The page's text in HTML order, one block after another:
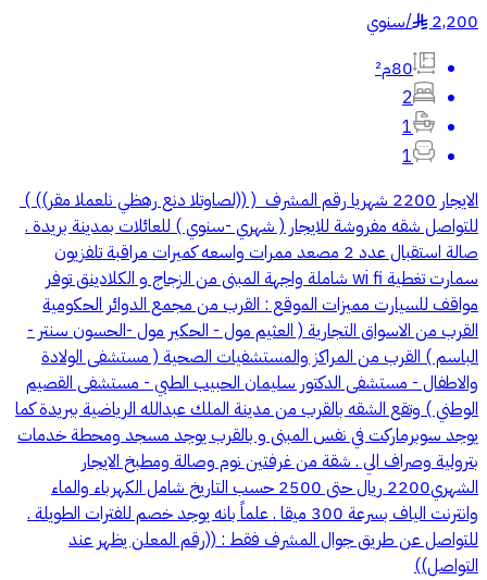
2,200
§
/سنوي
80م²
2
1
1
للتواصل شقه مفروشة للايجار ( شهري -سنوي ) للعائلات بمدينة بريدة .
‎صالة استقبال ‎عدد 2 مصعد ‎ممرات واسعه ‎كميرات مراقبة ‎تلفزيون
سمارت ‎تغطية wi fi شاملة ‎واجهة المبنى من الزجاج و الكلادينق ‎توفر
مواقف للسيارت ‎مميزات الموقع : ‎القرب من مجمع الدوائر الحكومية
‎القرب من الاسواق التجارية ( العثيم مول - الحكير مول -الحسون سنتر -
الباسم ) ‎القرب من المراكز والمستشفيات الصحية ( مستشفى الولادة
والاطفال - مستشفى الدكتور سليمان الحبيب الطبي - مستشفى القصيم
الوطني ) ‎وتقع الشقه بالقرب من مدينة الملك عبدالله الرياضية ببريدة ‎كما
يوجد سوبرماركت في نفس المبنى و بالقرب يوجد مسجد ومحطة خدمات
بترولية وصراف الي . ‎شقة من غرفتين نوم وصالة ومطبخ الايجار
الشهري2200 ريال حتى 2500 حسب التاريخ ‎شامل الكهرباء والماء
وانترنت الياف بسرعة 300 ميقا . ‎علماً بانه يوجد خصم للفترات الطويلة .
‎للتواصل عن طريق جوال المشرف فقط : ((رقم المعلن يظهر عند
التواصل))